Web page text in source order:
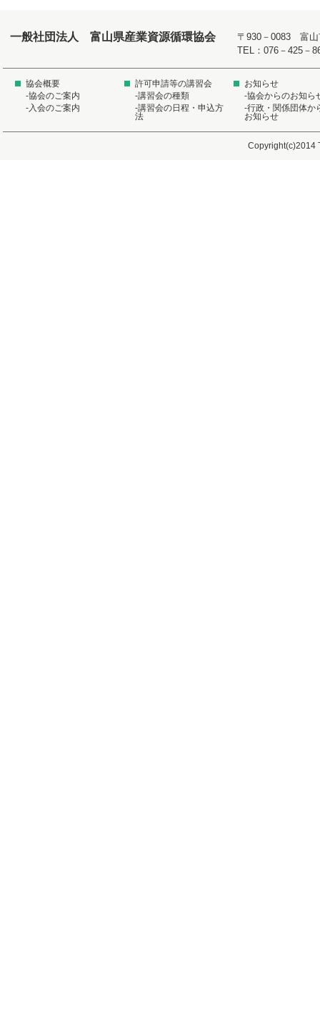
一般社団法人 富山県産業資源循環協会
〒930－0083 富山
TEL：076－425
協会概要
-協会のご案内
-入会のご案内
許可申請等の講習会
-講習会の種類
-講習会の日程・申込方
法
お知らせ
-協会からのお知ら
-行政・関係団体か
お知らせ
Copyright(c)2014